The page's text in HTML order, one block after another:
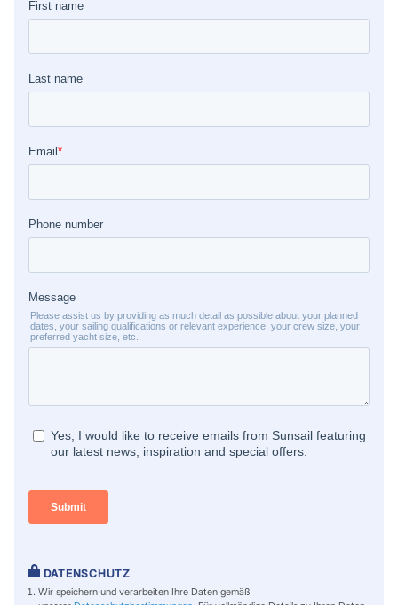
DATENSCHUTZ
Wir speichern und verarbeiten Ihre Daten gemäß